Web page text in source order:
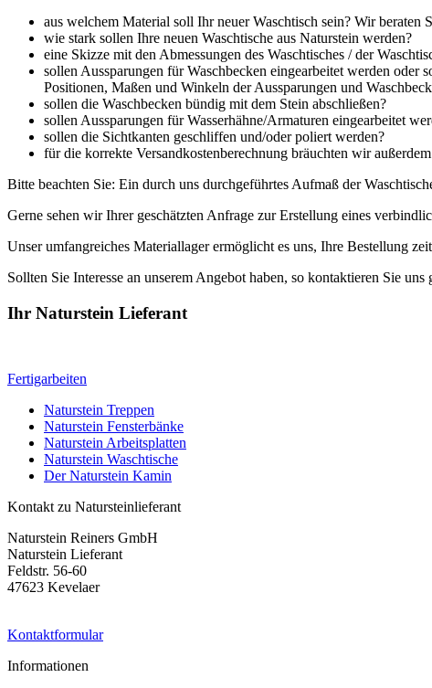
aus welchem Material soll Ihr neuer Waschtisch sein? Wir beraten
wie stark sollen Ihre neuen Waschtische aus Naturstein werden?
eine Skizze mit den Abmessungen des Waschtisches / der
sollen Aussparungen für Waschbecken eingearbeitet werden oder
Positionen, Maßen und Winkeln der Aussparungen und
sollen die Waschbecken bündig mit dem Stein abschließen?
sollen Aussparungen für Wasserhähne/Armaturen eingearbeitet
sollen die Sichtkanten geschliffen und/oder poliert werden?
für die korrekte Versandkostenberechnung bräuchten wir
Bitte beachten Sie: Ein durch uns durchgeführtes Aufmaß der
Gerne sehen wir Ihrer geschätzten Anfrage zur Erstellung eines
Unser umfangreiches Materiallager ermöglicht es uns, Ihre Bestellung
Sollten Sie Interesse an unserem Angebot haben, so kontaktieren Sie uns
Ihr Naturstein Lieferant
Fertigarbeiten
Naturstein Treppen
Naturstein Fensterbänke
Naturstein Arbeitsplatten
Naturstein Waschtische
Der Naturstein Kamin
Kontakt zu Natursteinlieferant
Naturstein Reiners GmbH
Naturstein Lieferant
Feldstr. 56-60
47623 Kevelaer
Kontaktformular
Informationen